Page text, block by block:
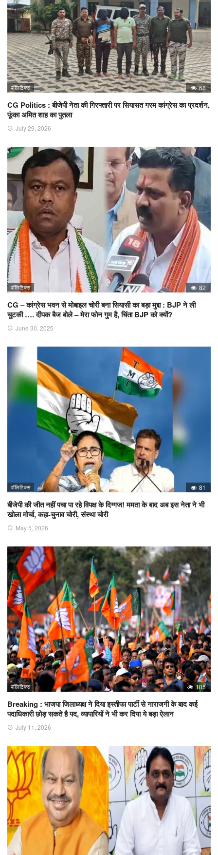
पॉलिटिक्स 68
CG Politics : बीजेपी नेता की गिरफ्तारी पर सियासत गरम कांग्रेस का प्रदर्शन,
फूंका अमित शाह का पुतला
July 29, 2026
पॉलिटिक्स 82
CG – कांग्रेस भवन से मोबाइल चोरी बना सियासी का बड़ा मुद्दा : BJP ने ली
चुटकी …. दीपक बैज बोले – मेरा फोन गुम है, चिंता BJP को क्यों?
June 30, 2025
पॉलिटिक्स 81
बीजेपी की जीत नहीं पचा पा रहे विपक्ष के दिग्गज! ममता के बाद अब इस नेता ने भी
खोला मोर्चा, कहा-चुनाव चोरी, संस्था चोरी
May 5, 2026
पॉलिटिक्स 105
Breaking : भाजपा जिलाध्यक्ष ने दिया इस्तीफा पार्टी से नाराजगी के बाद कई
पदाधिकारी छोड़ सकते है पद, व्यापारियों ने भी कर दिया ये बड़ा ऐलान
July 11, 2026